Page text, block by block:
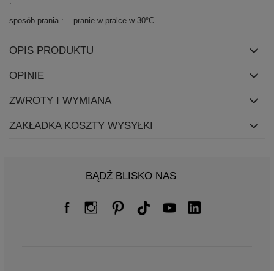
sposób prania pranie w pralce w 30°C
OPIS PRODUKTU
OPINIE
ZWROTY I WYMIANA
ZAKŁADKA KOSZTY WYSYŁKI
BĄDŹ BLISKO NAS